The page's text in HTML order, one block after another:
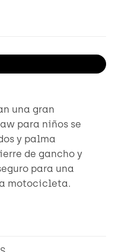
una gran
para niños se
y palma
de gancho y
para una
motocicleta.